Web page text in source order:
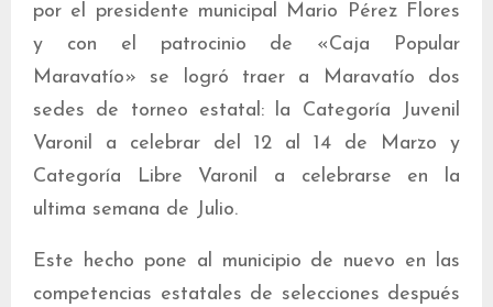
por el presidente municipal Mario Pérez Flores
y con el patrocinio de «Caja Popular
Maravatío» se logró traer a Maravatío dos
sedes de torneo estatal: la Categoría Juvenil
Varonil a celebrar del 12 al 14 de Marzo y
Categoría Libre Varonil a celebrarse en la
ultima semana de Julio.
Este hecho pone al municipio de nuevo en las
competencias estatales de selecciones después